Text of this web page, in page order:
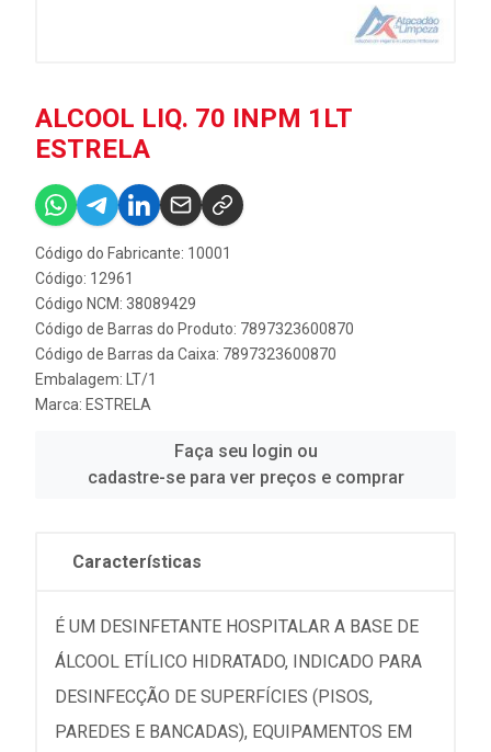
ALCOOL LIQ. 70 INPM 1LT
ESTRELA
Código do Fabricante: 10001
Código: 12961
Código NCM: 38089429
Código de Barras do Produto: 7897323600870
Código de Barras da Caixa: 7897323600870
Embalagem: LT/1
Marca: ESTRELA
Faça seu login ou
cadastre-se para ver preços e comprar
Características
É UM DESINFETANTE HOSPITALAR A BASE DE
ÁLCOOL ETÍLICO HIDRATADO, INDICADO PARA
DESINFECÇÃO DE SUPERFÍCIES (PISOS,
PAREDES E BANCADAS), EQUIPAMENTOS EM